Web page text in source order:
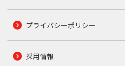
プライバシーポリシー
採用情報